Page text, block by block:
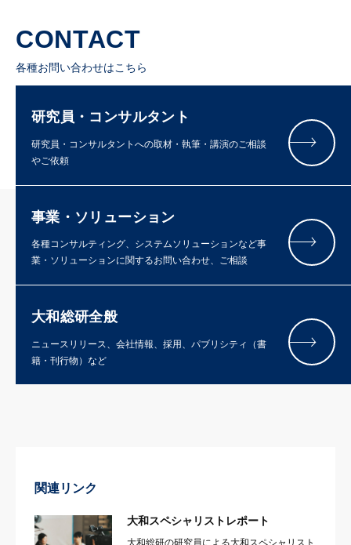
CONTACT
各種お問い合わせはこちら
研究員・コンサルタント
研究員・コンサルタントへの取材・執筆・講演のご相談
やご依頼
事業・ソリューション
各種コンサルティング、システムソリューションなど事
業・ソリューションに関するお問い合わせ、ご相談
大和総研全般
ニュースリリース、会社情報、採用、パブリシティ（書
籍・刊行物）など
関連リンク
大和スペシャリストレポート
大和総研の研究員による大和スペシャリスト